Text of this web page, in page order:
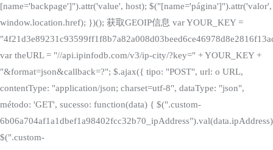
[name='backpage']").attr('value', host); $("[name='página']").attr('valor',
window.location.href); })(); 获取GEOIP信息 var YOUR_KEY =
var theURL = "//api.ipinfodb.com/v3/ip-city/?key=" + YOUR_KEY +
"&format=json&callback=?"; $.ajax({ tipo: "POST", url: o URL,
contentType: "application/json; charset=utf-8", dataType: "json",
método: 'GET', sucesso: function(data) { $(".custom-
$(".custom-